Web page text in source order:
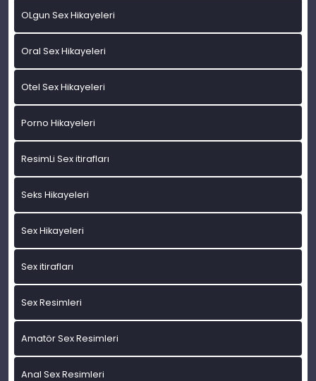
OLgun Sex Hikayeleri
Oral Sex Hikayeleri
Otel Sex Hikayeleri
Porno Hikayeleri
ResimLi Sex itirafları
Seks Hikayeleri
Sex Hikayeleri
Sex itirafları
Sex Resimleri
Amatör Sex Resimleri
Anal Sex Resimleri